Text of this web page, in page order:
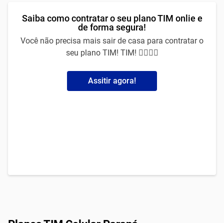
Saiba como contratar o seu plano TIM onlie e
de forma segura!
Você não precisa mais sair de casa para contratar o
seu plano TIM! TIM! 🙅‍♀️🙅‍♂️
Assitir agora!